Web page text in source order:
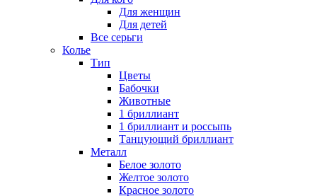
Для женщин
Для детей
Все серьги
Колье
Тип
Цветы
Бабочки
Животные
1 бриллиант
1 бриллиант и россыпь
Танцующий бриллиант
Металл
Белое золото
Желтое золото
Красное золото